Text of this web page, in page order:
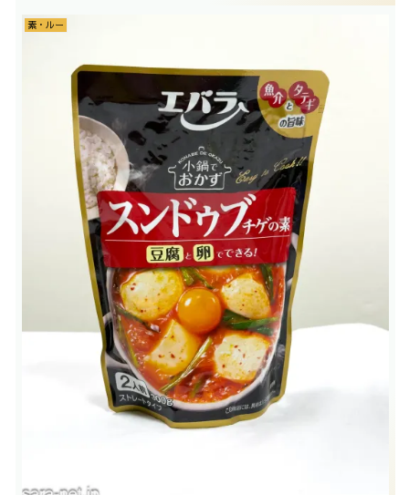
素・ルー